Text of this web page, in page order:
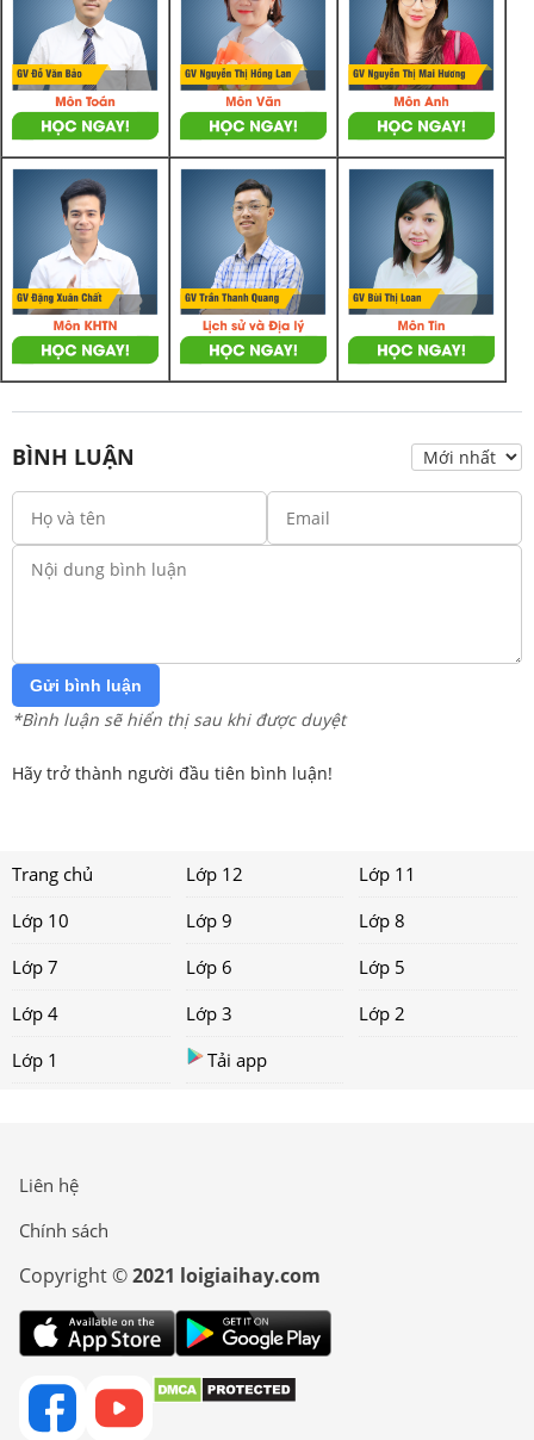
BÌNH LUẬN
Gửi bình luận
*Bình luận sẽ hiển thị sau khi được duyệt
Hãy trở thành người đầu tiên bình luận!
Trang chủ Lớp 12
Lớp 11
Lớp 10
Lớp 9
Lớp 8
Lớp 7
Lớp 6
Lớp 5
Lớp 4
Lớp 3
Lớp 2
Lớp 1
Tải app
Liên hệ
Chính sách
Copyright ©2021 loigiaihay.com